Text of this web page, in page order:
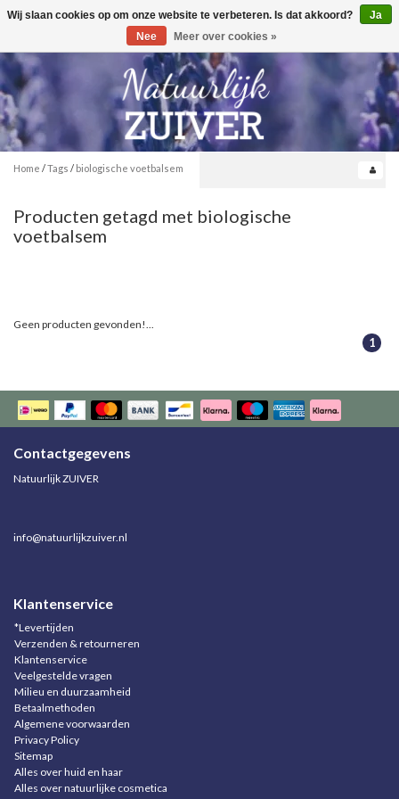
Toggle
0
Home /Tags / biologische voetbalsem
Producten getagd met biologische
voetbalsem
Geen producten gevonden!...
1
Contactgegevens
Natuurlijk ZUIVER
info@natuurlijkzuiver.nl
Klantenservice
*Levertijden
Verzenden & retourneren
Klantenservice
Veelgestelde vragen
Milieu en duurzaamheid
Betaalmethoden
Algemene voorwaarden
Privacy Policy
Sitemap
Alles over huid en haar
Alles over natuurlijke cosmetica
Wij slaan cookies op om onze website te verbeteren. Is dat akkoord?
Ja
Nee
Meer over cookies »